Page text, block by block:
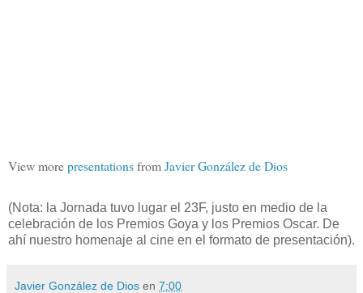
View morepresentationsfromJavier González de Dios
(Nota: la Jornada tuvo lugar el 23F, justo en medio de la
celebración de los Premios Goya y los Premios Oscar. De
ahí nuestro homenaje al cine en el formato de presentación).
Javier González de Dios en 7:00